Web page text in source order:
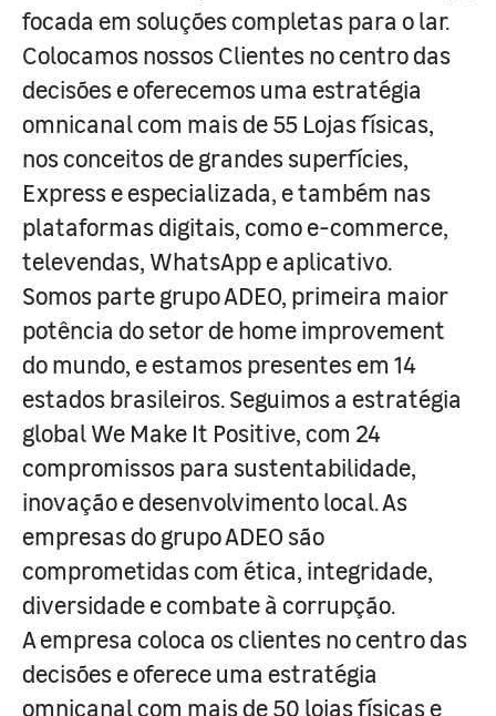
focada em soluções completas para o lar.
Colocamos nossos Clientes no centro das
decisões e oferecemos uma estratégia
omnicanal com mais de 55 Lojas físicas,
nos conceitos de grandes superfícies,
Express e especializada, e também nas
plataformas digitais, como e-commerce,
televendas, WhatsApp e aplicativo.
Somos parte grupo ADEO, primeira maior
potência do setor de home improvement
do mundo, e estamos presentes em 14
estados brasileiros. Seguimos a estratégia
global We Make It Positive, com 24
compromissos para sustentabilidade,
inovação e desenvolvimento local. As
empresas do grupo ADEO são
comprometidas com ética, integridade,
diversidade e combate à corrupção.
A empresa coloca os clientes no centro das
decisões e oferece uma estratégia
omnicanal com mais de 50 lojas físicas e